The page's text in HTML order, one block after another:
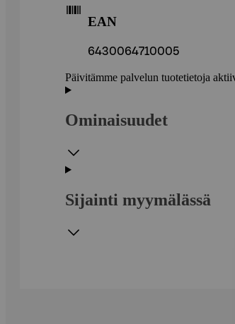
EAN
6430064710005
Päivitämme palvelun tuotetietoja
Ominaisuudet
Sijainti myymälässä